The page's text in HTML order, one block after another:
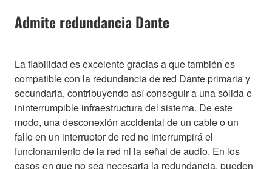
Admite redundancia Dante
La fiabilidad es excelente gracias a que también es
compatible con la redundancia de red Dante primaria y
secundaria, contribuyendo así conseguir a una sólida e
ininterrumpible infraestructura del sistema. De este
modo, una desconexión accidental de un cable o un
fallo en un interruptor de red no interrumpirá el
funcionamiento de la red ni la señal de audio. En los
casos en que no sea necesaria la redundancia, pueden